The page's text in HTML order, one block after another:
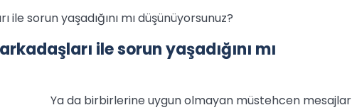
sorun yaşadığını mı düşünüyorsunuz?
ile sorun yaşadığını mı
Ya da birbirlerine uygun olmayan müstehcen mesajlar